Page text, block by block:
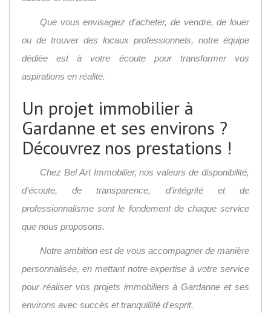
Que vous envisagiez d'acheter, de vendre, de louer
ou de trouver des locaux professionnels, notre équipe
dédiée est à votre écoute pour transformer vos
aspirations en réalité.
Un projet immobilier à
Gardanne et ses environs ?
Découvrez nos prestations !
Chez Bel Art Immobilier, nos valeurs de disponibilité,
d'écoute, de transparence, d'intégrité et de
professionnalisme sont le fondement de chaque service
que nous proposons.
Notre ambition est de vous accompagner de manière
personnalisée, en mettant notre expertise à votre service
pour réaliser vos projets immobiliers à Gardanne et ses
environs avec succès et tranquillité d'esprit.